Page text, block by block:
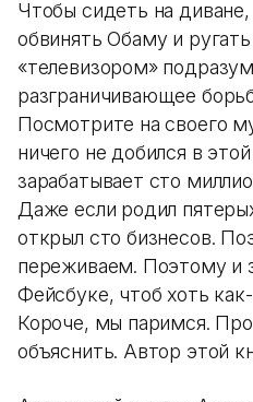
Чтобы сидеть на
обвинять Обаму и
«телевизором»
разграничивающее
Посмотрите на своего
ничего не добился в
зарабатывает сто
Даже если родил
открыл сто бизнесов.
переживаем. Поэтому и
Фейсбуке, чтоб хоть
Короче, мы паримся.
объяснить. Автор этой